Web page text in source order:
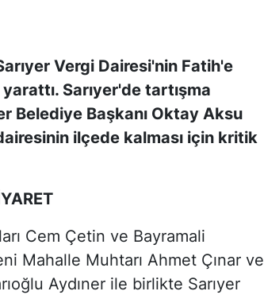
Vergi Dairesi'nin Fatih'e
Sarıyer'de tartışma
Belediye Başkanı Oktay Aksu
ilçede kalması için kritik
Cem Çetin ve Bayramali
Mahalle Muhtarı Ahmet Çınar ve
Aydıner ile birlikte Sarıyer